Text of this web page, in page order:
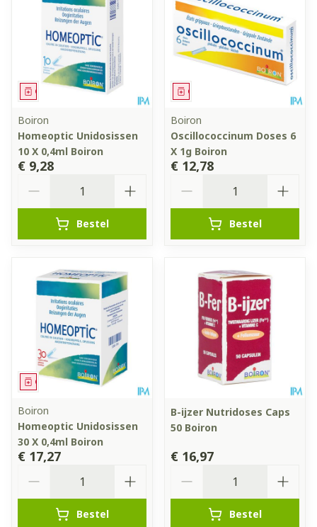
Geneesmiddel
Boiron
Homeoptic Unidosissen
10 X 0,4ml Boiron
€ 9,28
Bestel
Geneesmiddel
Boiron
Oscillococcinum Doses 6
X 1g Boiron
€ 12,78
Bestel
Geneesmiddel
Boiron
Homeoptic Unidosissen
30 X 0,4ml Boiron
€ 17,27
Bestel
B-ijzer Nutridoses Caps
50 Boiron
€ 16,97
Bestel